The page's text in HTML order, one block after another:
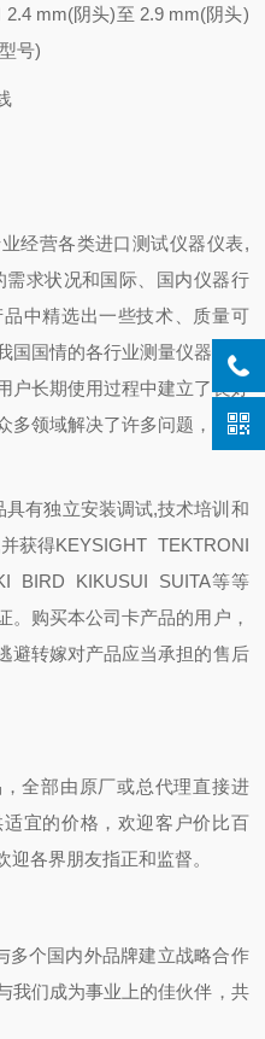
mm(阴头)至 2.9 mm(阴头)
号)
经营各类进口测试仪器仪表,
求状况和国际、国内仪器行
中精选出一些技术、质量可
国情的各行业测量仪器，推
户长期使用过程中建立了良好
多领域解决了许多问题，倍受
有独立安装调试,技术培训和
获得KEYSIGHT TEKTRONI
BIRD KIKUSUI SUITA等等
。购买本公司卡产品的用户，
避转嫁对产品应当承担的售后
全部由原厂或总代理直接进
宜的价格，欢迎客户价比百
各界朋友指正和监督。
个国内外品牌建立战略合作
我们成为事业上的佳伙伴，共